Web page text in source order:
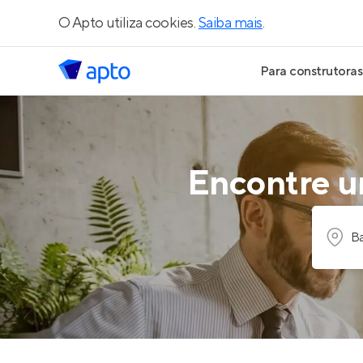
O Apto utiliza cookies.Saiba mais.
Para construtoras
Geração de
Geração de
Geração de
Maiores
Parcerias
Anunciar
Encontre